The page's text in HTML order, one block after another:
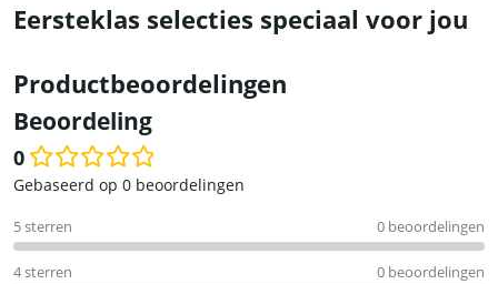
Eersteklas selecties speciaal voor jou
Productbeoordelingen
Beoordeling
0
Waardering
uit
5
Gebaseerd op 0 beoordelingen
5 sterren 0 beoordelingen
4 sterren 0 beoordelingen